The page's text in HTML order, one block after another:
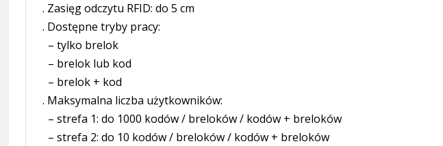
. Zasięg odczytu RFID: do 5 cm
. Dostępne tryby pracy:
– tylko brelok
– brelok lub kod
– brelok + kod
. Maksymalna liczba użytkowników:
– strefa 1: do 1000 kodów / breloków / kodów + breloków
– strefa 2: do 10 kodów / breloków / kodów + breloków